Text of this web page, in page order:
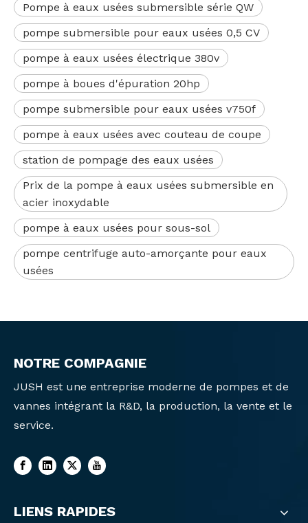
Pompe à eaux usées submersible série QW
pompe submersible pour eaux usées 0,5 CV
pompe à eaux usées électrique 380v
pompe à boues d'épuration 20hp
pompe submersible pour eaux usées v750f
pompe à eaux usées avec couteau de coupe
station de pompage des eaux usées
Prix ​​de la pompe à eaux usées submersible en
acier inoxydable
pompe à eaux usées pour sous-sol
pompe centrifuge auto-amorçante pour eaux
usées
NOTRE COMPAGNIE
JUSH est une entreprise moderne de pompes et de
vannes intégrant la R&D, la production, la vente et le
service.
LIENS RAPIDES